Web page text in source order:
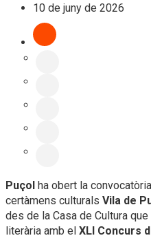
10 de juny de 2026
Puçol ha obert la
certàmens culturals Vila de
des de la Casa de Cultura
literària amb el XLI Concurs